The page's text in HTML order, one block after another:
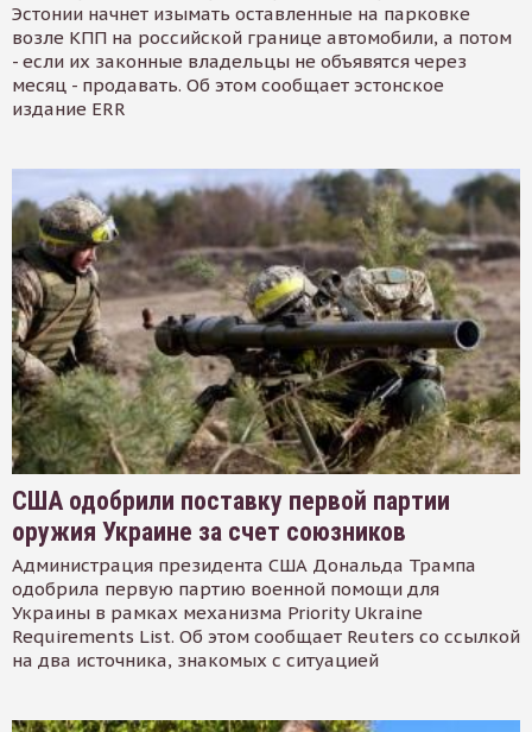
Эстонии начнет изымать оставленные на парковке
возле КПП на российской границе автомобили, а потом
- если их законные владельцы не объявятся через
месяц - продавать. Об этом сообщает эстонское
издание ERR
США одобрили поставку первой партии
оружия Украине за счет союзников
Администрация президента США Дональда Трампа
одобрила первую партию военной помощи для
Украины в рамках механизма Priority Ukraine
Requirements List. Об этом сообщает Reuters со ссылкой
на два источника, знакомых с ситуацией